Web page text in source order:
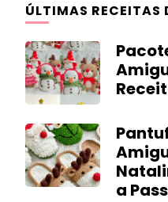
ÚLTIMAS RECEITAS
a